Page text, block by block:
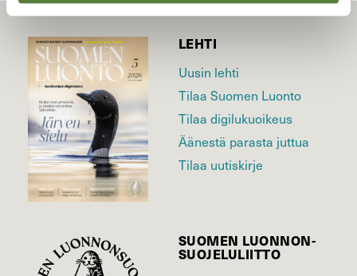
LEHTI
Uusin lehti
Tilaa Suomen Luonto
Tilaa digilukuoikeus
Äänestä parasta juttua
Tilaa uutiskirje
SUOMEN LUONNON­
SUOJELU­LIITTO